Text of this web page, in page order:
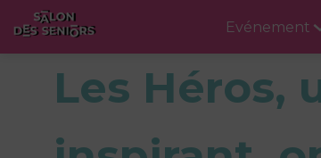
Evénement
Les Héros,